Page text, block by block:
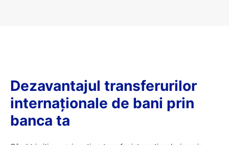
Dezavantajul transferurilor
internaționale de bani prin
banca ta